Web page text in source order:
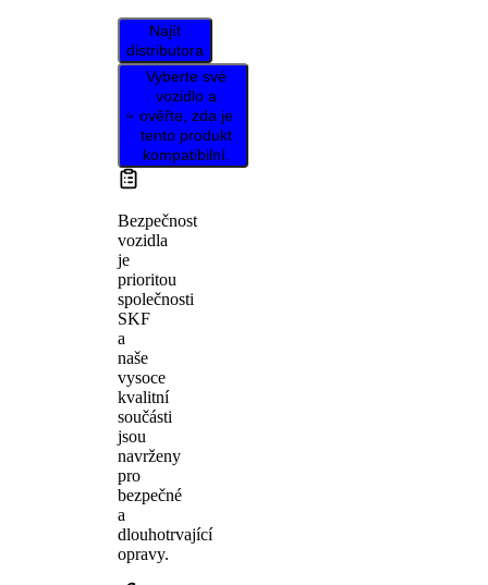
Najít
distributora
Vyberte své
vozidlo a
ověřte, zda je
tento produkt
kompatibilní.
Bezpečnost
vozidla
je
prioritou
společnosti
SKF
a
naše
vysoce
kvalitní
součásti
jsou
navrženy
pro
bezpečné
a
dlouhotrvající
opravy.